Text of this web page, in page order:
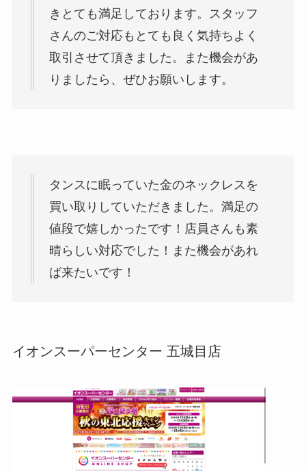
きとても満足しております。スタッフ
さんのご対応もとても良く気持ちよく
取引させて頂きました。また機会があ
りましたら、ぜひお願いします。
タンスに眠っていた金のネックレスを
買い取りしていただきました。満足の
値段で嬉しかったです！店員さんも素
晴らしい対応でした！また機会があれ
ば来たいです！
イオンスーパーセンター 五城目店